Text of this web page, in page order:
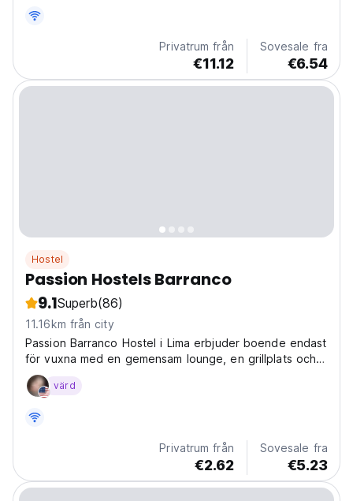
Privatrum från
€11.12
Sovesale fra
€6.54
Hostel
Passion Hostels Barranco
9.1Superb(86)
11.16km från city
Passion Barranco Hostel i Lima erbjuder boende endast
för vuxna med en gemensam lounge, en grillplats och
en terrass.
värd
Privatrum från
€2.62
Sovesale fra
€5.23